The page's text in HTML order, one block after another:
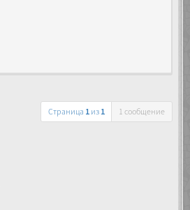
Страница 1из 1 1 сообщение